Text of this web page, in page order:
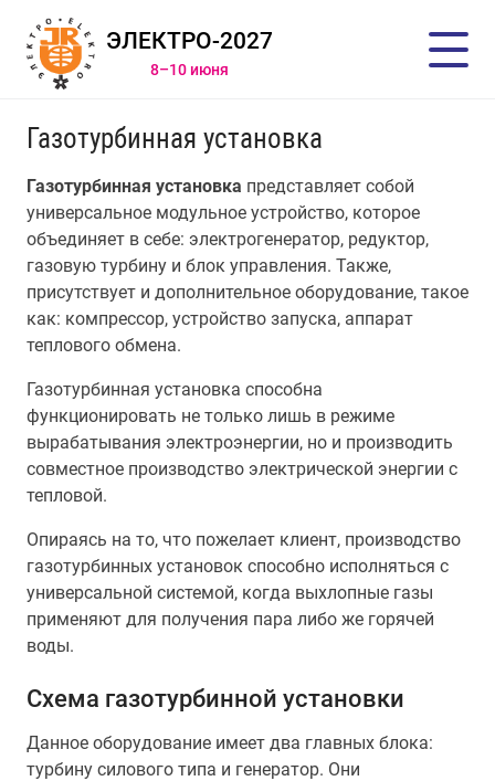
ЭЛЕКТРО-2027
8–10 июня
Газотурбинная установка
Газотурбинная установка представляет собой
универсальное модульное устройство, которое
объединяет в себе: электрогенератор, редуктор,
газовую турбину и блок управления. Также,
присутствует и дополнительное оборудование, такое
как: компрессор, устройство запуска, аппарат
теплового обмена.
Газотурбинная установка способна
функционировать не только лишь в режиме
вырабатывания электроэнергии, но и производить
совместное производство электрической энергии с
тепловой.
Опираясь на то, что пожелает клиент, производство
газотурбинных установок способно исполняться с
универсальной системой, когда выхлопные газы
применяют для получения пара либо же горячей
воды.
Схема газотурбинной установки
Данное оборудование имеет два главных блока:
турбину силового типа и генератор. Они